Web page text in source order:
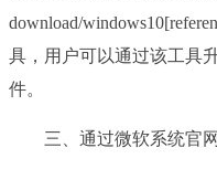
download/
具，用户可以通过该工具
件。
三、通过微软系统官